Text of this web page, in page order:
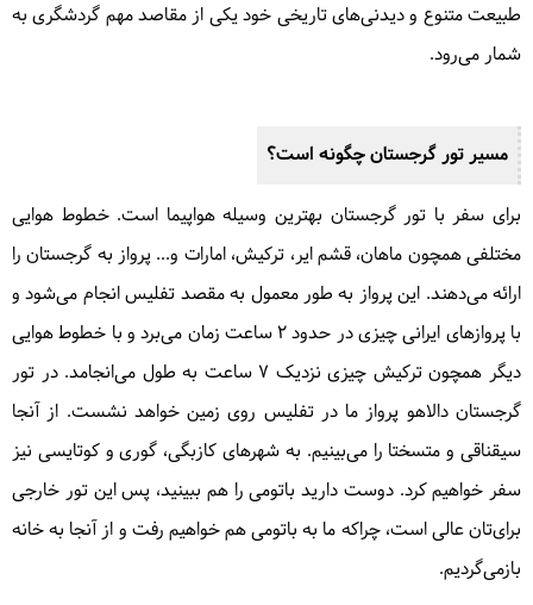
طبیعت متنوع و دیدنی‌های تاریخی خود یکی از مقاصد مهم گردشگری به
شمار می‌رود.
مسیر تور گرجستان چگونه است؟
برای سفر با تور گرجستان بهترین وسیله هواپیما است. خطوط هوایی
مختلفی همچون ماهان، قشم ایر، ترکیش، امارات و... پرواز به گرجستان را
ارائه می‌دهند. این پرواز به طور معمول به مقصد تفلیس انجام می‌شود و
با پروازهای ایرانی چیزی در حدود ۲ ساعت زمان می‌برد و با خطوط هوایی
دیگر همچون ترکیش چیزی نزدیک ۷ ساعت به طول می‌انجامد. در تور
گرجستان دالاهو پرواز ما در تفلیس روی زمین خواهد نشست. از آنجا
سیقناقی و متسختا را می‌بینیم. به شهرهای کازبگی، گوری و کوتایسی نیز
سفر خواهیم کرد. دوست دارید باتومی را هم ببینید، پس این تور خارجی
برای‌تان عالی است، چراکه ما به باتومی هم خواهیم رفت و از آنجا به خانه
بازمی‌گردیم.